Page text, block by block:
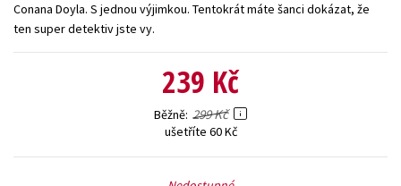
Conana Doyla. S jednou výjimkou. Tentokrát máte šanci dokázat, že
ten super detektiv jste vy.
239 Kč
Běžně 299 Kč
ušetříte 60 Kč